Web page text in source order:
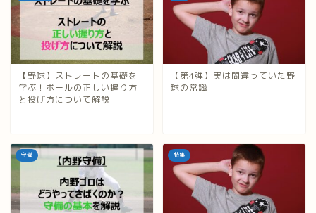
【野球】ストレートの基礎を
学ぶ！ボールの正しい握り方
と投げ方について解説
【第4弾】実は間違っていた野
球の常識
守備 特集